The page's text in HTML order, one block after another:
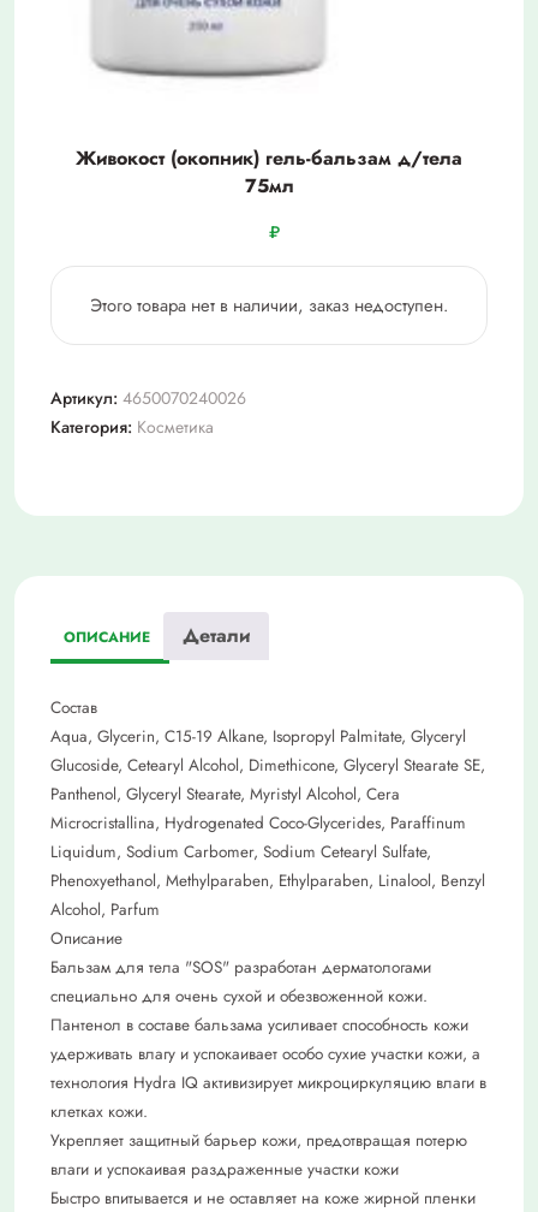
Живокост (окопник) гель-бальзам д/тела
75мл
₽
Этого товара нет в наличии, заказ недоступен.
Артикул: 4650070240026
Категория: Косметика
ОПИСАНИЕ Детали
Состав
Aqua, Glycerin, C15-19 Alkane, Isopropyl Palmitate, Glyceryl
Glucoside, Cetearyl Alcohol, Dimethicone, Glyceryl Stearate SE,
Panthenol, Glyceryl Stearate, Myristyl Alcohol, Cera
Microcristallina, Hydrogenated Coco-Glycerides, Paraffinum
Liquidum, Sodium Carbomer, Sodium Cetearyl Sulfate,
Phenoxyethanol, Methylparaben, Ethylparaben, Linalool, Benzyl
Alcohol, Parfum
Описание
Бальзам для тела "SOS" разработан дерматологами
специально для очень сухой и обезвоженной кожи.
Пантенол в составе бальзама усиливает способность кожи
удерживать влагу и успокаивает особо сухие участки кожи, а
технология Hydra IQ активизирует микроциркуляцию влаги в
клетках кожи.
Укрепляет защитный барьер кожи, предотвращая потерю
влаги и успокаивая раздраженные участки кожи
Быстро впитывается и не оставляет на коже жирной пленки